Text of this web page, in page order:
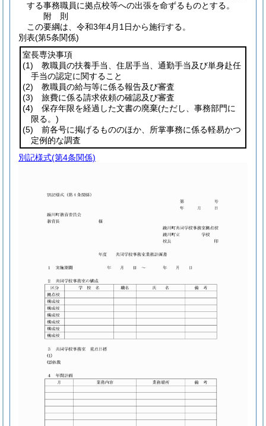
する事務職員に拠点校等への出張を命ずるものとする。
附 則
この要綱は、令和3年4月1日から施行する。
別表(第5条関係)
室長専決事項
(1) 教職員の扶養手当、住居手当、通勤手当及び単身赴任
手当の認定に関すること
(2) 教職員の給与等に係る報告及び審査
(3) 旅費に係る請求依頼の確認及び審査
(4) 保存年限を経過した文書の廃棄(ただし、事務部門に
限る。)
(5) 前各号に掲げるもののほか、所掌事務に係る軽易かつ
定例的な調査
別記様式(第4条関係)